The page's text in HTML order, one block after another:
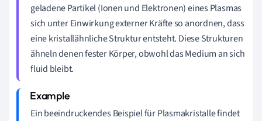
geladene Partikel (Ionen und Elektronen) eines Plasmas
sich unter Einwirkung externer Kräfte so anordnen, dass
eine kristallähnliche Struktur entsteht. Diese Strukturen
ähneln denen fester Körper, obwohl das Medium an sich
fluid bleibt.
Ein beeindruckendes Beispiel für Plasmakristalle findet